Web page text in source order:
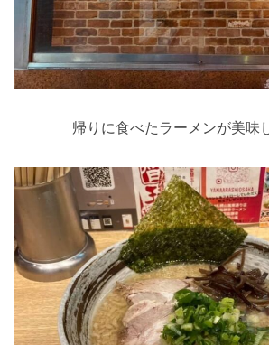
帰りに食べたラーメンが美味